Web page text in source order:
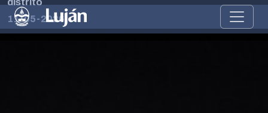
11-05-2026